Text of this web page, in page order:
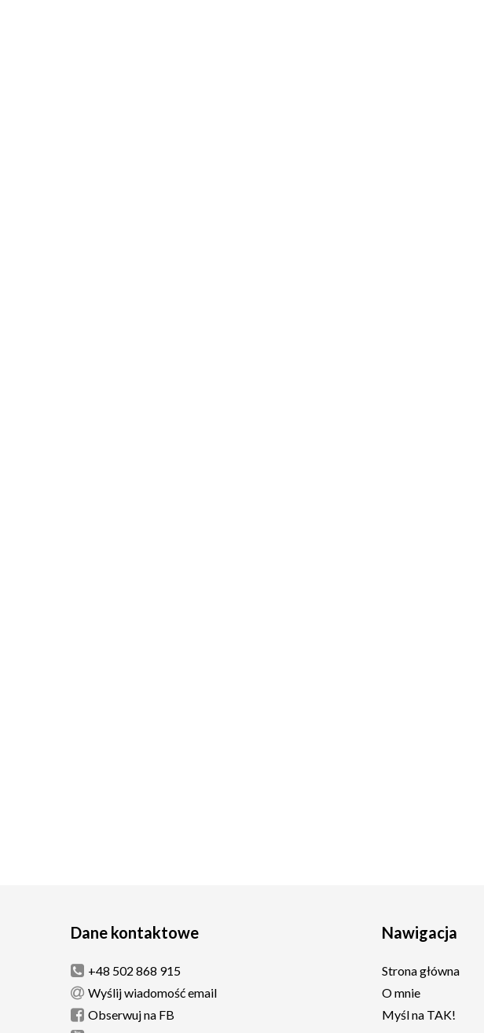
Dane kontaktowe
+48 502 868 915
Wyślij wiadomość email
Obserwuj na FB
Nawigacja
Strona główna
O mnie
Myśl na TAK!